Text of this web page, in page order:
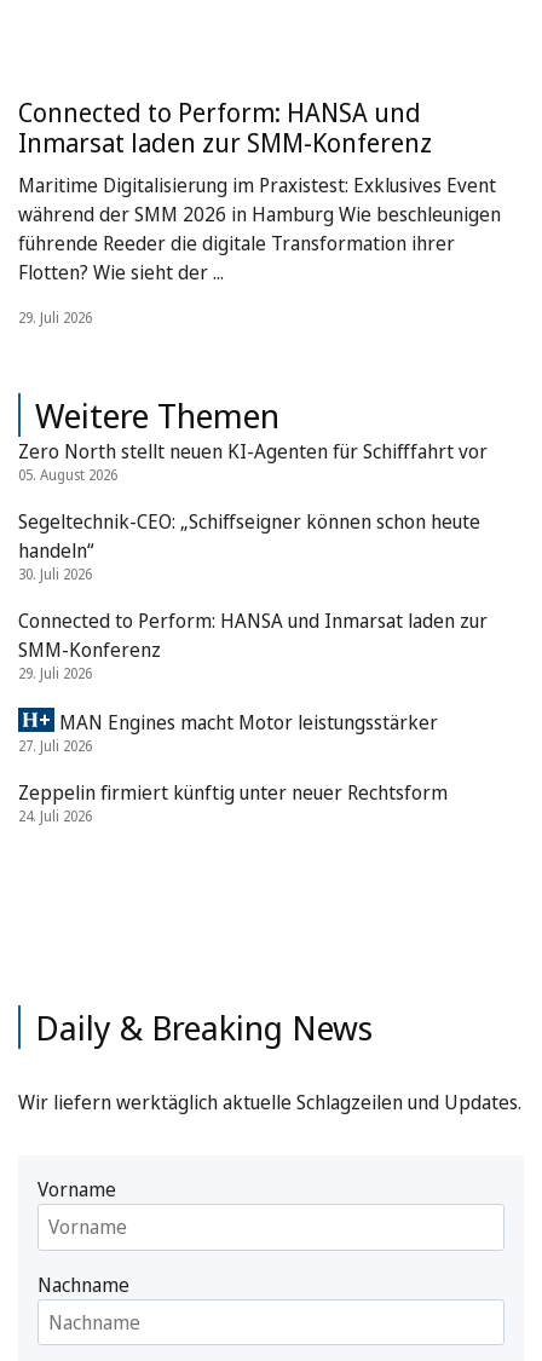
Connected to Perform: HANSA und
Inmarsat laden zur SMM-Konferenz
Maritime Digitalisierung im Praxistest: Exklusives Event
während der SMM 2026 in Hamburg Wie beschleunigen
führende Reeder die digitale Transformation ihrer
Flotten? Wie sieht der ...
29. Juli 2026
Weitere Themen
Zero North stellt neuen KI-Agenten für Schifffahrt vor
05. August 2026
Segeltechnik-CEO: „Schiffseigner können schon heute
handeln“
30. Juli 2026
Connected to Perform: HANSA und Inmarsat laden zur
SMM-Konferenz
29. Juli 2026
MAN Engines macht Motor leistungsstärker
27. Juli 2026
Zeppelin firmiert künftig unter neuer Rechtsform
24. Juli 2026
Daily & Breaking News
Wir liefern werktäglich aktuelle Schlagzeilen und Updates.
Vorname
Nachname